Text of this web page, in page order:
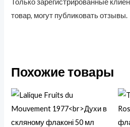
товар, могут публиковать отзывы.
Похожие товары